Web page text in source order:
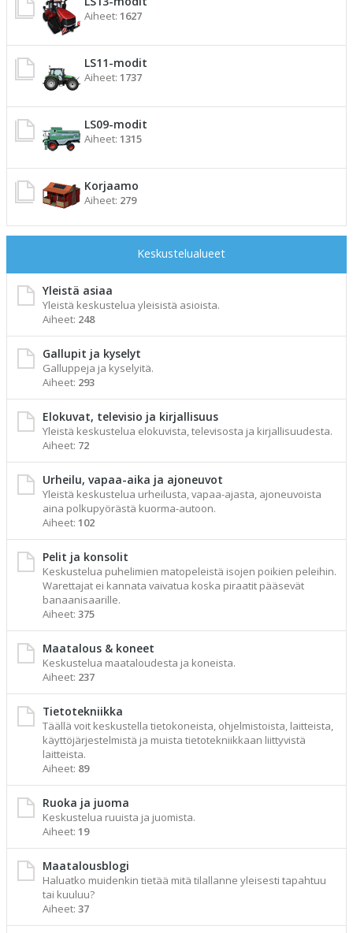
Aiheet: 1627
LS11-modit
Aiheet: 1737
LS09-modit
Aiheet: 1315
Korjaamo
Aiheet: 279
Keskustelualueet
Yleistä asiaa
Yleistä keskustelua yleisistä asioista.
Aiheet: 248
Gallupit ja kyselyt
Galluppeja ja kyselyitä.
Aiheet: 293
Elokuvat, televisio ja kirjallisuus
Yleistä keskustelua elokuvista, televisosta ja kirjallisuudesta.
Aiheet: 72
Urheilu, vapaa-aika ja ajoneuvot
Yleistä keskustelua urheilusta, vapaa-ajasta, ajoneuvoista
aina polkupyörästä kuorma-autoon.
Aiheet: 102
Pelit ja konsolit
Keskustelua puhelimien matopeleistä isojen poikien peleihin.
Warettajat ei kannata vaivatua koska piraatit pääsevät
banaanisaarille.
Aiheet: 375
Maatalous & koneet
Keskustelua maataloudesta ja koneista.
Aiheet: 237
Tietotekniikka
Täällä voit keskustella tietokoneista, ohjelmistoista, laitteista,
käyttöjärjestelmistä ja muista tietotekniikkaan liittyvistä
laitteista.
Aiheet: 89
Ruoka ja juoma
Keskustelua ruuista ja juomista.
Aiheet: 19
Maatalousblogi
Haluatko muidenkin tietää mitä tilallanne yleisesti tapahtuu
tai kuuluu?
Aiheet: 37